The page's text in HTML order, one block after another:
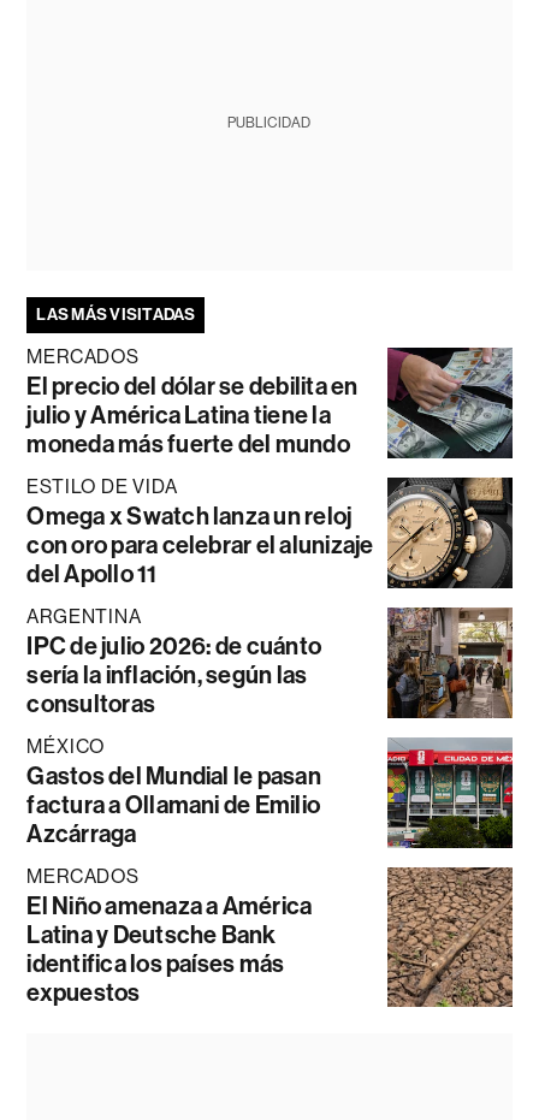
PUBLICIDAD
LAS MÁS VISITADAS
MERCADOS
El precio del dólar se debilita en
julio y América Latina tiene la
moneda más fuerte del mundo
ESTILO DE VIDA
Omega x Swatch lanza un reloj
con oro para celebrar el alunizaje
del Apollo 11
ARGENTINA
IPC de julio 2026: de cuánto
sería la inflación, según las
consultoras
MÉXICO
Gastos del Mundial le pasan
factura a Ollamani de Emilio
Azcárraga
MERCADOS
El Niño amenaza a América
Latina y Deutsche Bank
identifica los países más
expuestos